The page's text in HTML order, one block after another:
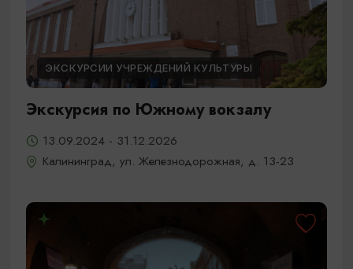
ЭКСКУРСИИ УЧРЕЖДЕНИЙ КУЛЬТУРЫ
Экскурсия по Южному вокзалу
13.09.2024 - 31.12.2026
Калининград, ул. Железнодорожная, д. 13-23